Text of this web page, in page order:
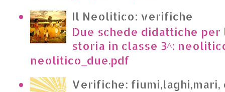
Il Neolitico: verifiche
Due schede didattiche
storia in classe 3^:
neolitico_due.pdf
Verifiche: fiumi,laghi,mari,